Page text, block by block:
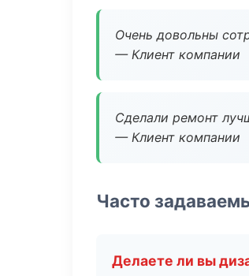
Очень довольны
— Клиент компании
Сделали ремонт
— Клиент компании
Часто
Делаете ли вы